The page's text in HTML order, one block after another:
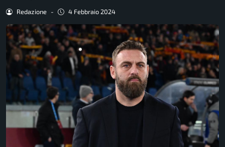
Redazione - 4 Febbraio 2024